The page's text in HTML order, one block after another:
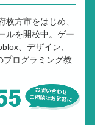
方市をはじめ、
ルを開校中。ゲー
、デザイン、
プログラミング教